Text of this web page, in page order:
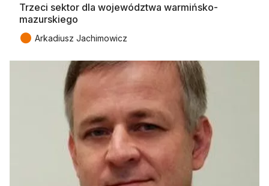
Trzeci sektor dla województwa warmińsko-
mazurskiego
● Arkadiusz Jachimowicz